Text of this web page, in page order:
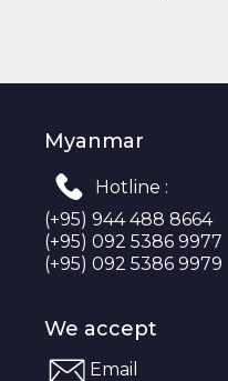
Myanmar
Hotline :
(+95) 944 488 8664
(+95) 092 5386 9977
(+95) 092 5386 9979
We accept
Email